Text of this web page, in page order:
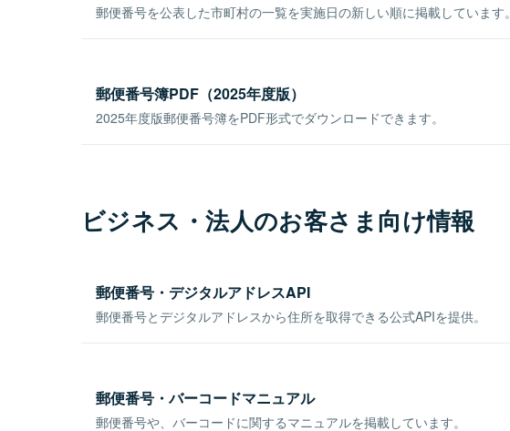
郵便番号を公表した市町村の一覧を実施日の新しい順に掲載しています。
郵便番号簿PDF（2025年度版）
2025年度版郵便番号簿をPDF形式でダウンロードできます。
ビジネス・法人のお客さま向け情報
郵便番号・デジタルアドレスAPI
郵便番号とデジタルアドレスから住所を取得できる公式APIを提供。
郵便番号・バーコードマニュアル
郵便番号や、バーコードに関するマニュアルを掲載しています。